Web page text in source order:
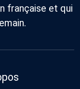
française et qui